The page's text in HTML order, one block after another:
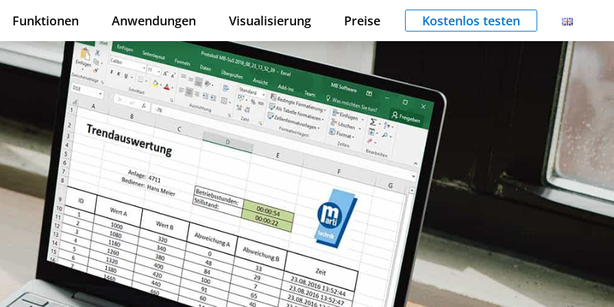
Funktionen Anwendungen Visualisierung Preise Kostenlos testen